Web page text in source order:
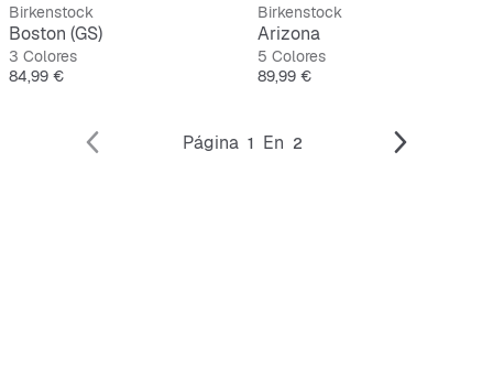
Birkenstock
Boston (GS)
3 Colores
Precio
84,99 €
Birkenstock
Arizona
5 Colores
Precio
89,99 €
Página 1 En 2